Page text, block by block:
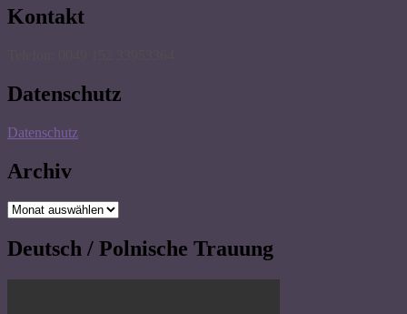
Kontakt
Datenschutz
Datenschutz
Archiv
Archiv
Deutsch / Polnische Trauung